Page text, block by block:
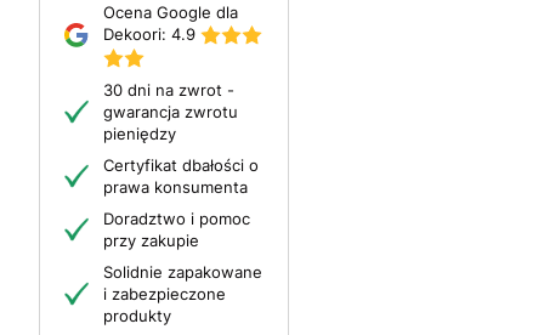
Ocena Google dla
Dekoori: 4.9
30 dni na zwrot -
gwarancja zwrotu
pieniędzy
Certyfikat dbałości o
prawa konsumenta
Doradztwo i pomoc
przy zakupie
Solidnie zapakowane
i zabezpieczone
produkty